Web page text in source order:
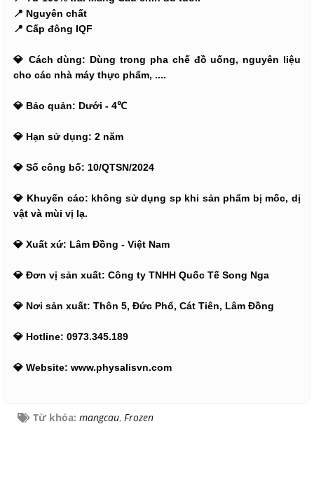
📍 Nguyên chất
📍 Cấp đông IQF
💎 Cách dùng: Dùng trong pha chế đồ uống, nguyên liệu
cho các nhà máy thực phẩm, ....
💎 Bảo quản: Dưới - 4℃
💎 Hạn sử dụng: 2 năm
💎 Số công bố: 10/QTSN/2024
💎 Khuyến cáo: không sử dụng sp khi sản phẩm bị mốc, dị
vật và mùi vị lạ.
💎 Xuất xứ: Lâm Đồng - Việt Nam
💎 Đơn vị sản xuất: Công ty TNHH Quốc Tế Song Nga
💎 Nơi sản xuất: Thôn 5, Đức Phổ, Cát Tiên, Lâm Đồng
💎 Hotline: 0973.345.189
💎 Website: www.physalisvn.com
Từ khóa: mangcau, Frozen